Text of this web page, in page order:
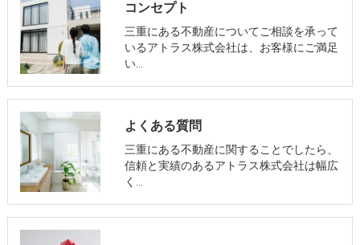
コンセプト
三重にある不動産についてご相談を承って
いるアトラス株式会社は、お客様にご満足
い…
よくある質問
三重にある不動産に関することでしたら、
信頼と実績のあるアトラス株式会社は幅広
く…